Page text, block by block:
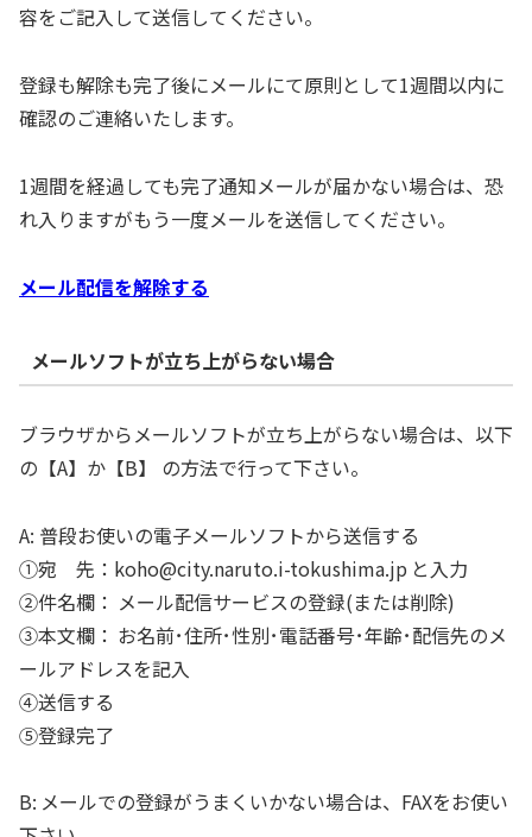
容をご記入して送信してください。
登録も解除も完了後にメールにて原則として1週間以内に
確認のご連絡いたします。
1週間を経過しても完了通知メールが届かない場合は、恐
れ入りますがもう一度メールを送信してください。
メール配信を解除する
メールソフトが立ち上がらない場合
ブラウザからメールソフトが立ち上がらない場合は、以下
の【A】か【B】 の方法で行って下さい。
A: 普段お使いの電子メールソフトから送信する
①宛 先：koho@city.naruto.i-tokushima.jp と入力
②件名欄： メール配信サービスの登録(または削除)
③本文欄： お名前･住所･性別･電話番号･年齢･配信先のメ
ールアドレスを記入
④送信する
⑤登録完了
B: メールでの登録がうまくいかない場合は、FAXをお使い